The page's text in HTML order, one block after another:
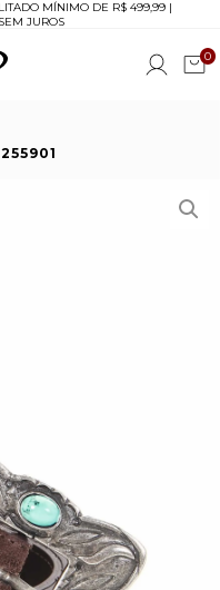
MÍNIMO DE R$ 499,99 |
JUROS
0